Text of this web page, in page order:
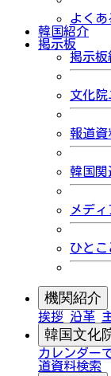
よくあ
韓国紹介
掲示板
掲示板
文化院
報道資
韓国関
メデ
ひとこ
機関紹介
挨拶 沿革
韓国文化
カレンダー
道資料検索